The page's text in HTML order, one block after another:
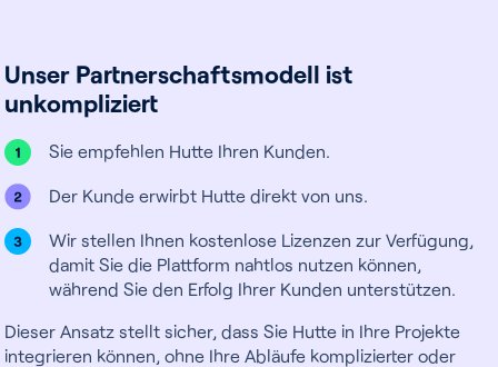
Unser Partnerschaftsmodell ist
unkompliziert
Sie empfehlen Hutte Ihren Kunden.
Der Kunde erwirbt Hutte direkt von uns.
Wir stellen Ihnen kostenlose Lizenzen zur Verfügung,
damit Sie die Plattform nahtlos nutzen können,
während Sie den Erfolg Ihrer Kunden unterstützen.
Dieser Ansatz stellt sicher, dass Sie Hutte in Ihre Projekte
integrieren können, ohne Ihre Abläufe komplizierter oder